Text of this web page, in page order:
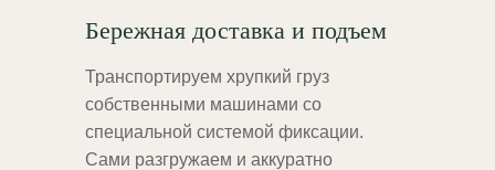
Бережная доставка и подъем
Транспортируем хрупкий груз
собственными машинами со
специальной системой фиксации.
Сами разгружаем и аккуратно